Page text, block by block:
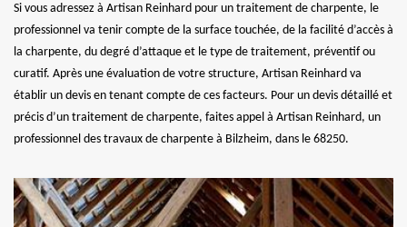
Si vous adressez à Artisan Reinhard pour un traitement de charpente, le
professionnel va tenir compte de la surface touchée, de la facilité d’accès à
la charpente, du degré d’attaque et le type de traitement, préventif ou
curatif. Après une évaluation de votre structure, Artisan Reinhard va
établir un devis en tenant compte de ces facteurs. Pour un devis détaillé et
précis d’un traitement de charpente, faites appel à Artisan Reinhard, un
professionnel des travaux de charpente à Bilzheim, dans le 68250.